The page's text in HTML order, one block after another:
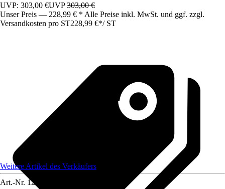
UVP: 303,00 €UVP303,00 €
Unser Preis — 228,99 € * Alle Preise inkl. MwSt. und ggf. zzgl.
Versandkosten pro ST228,99 €*/ ST
Weitere Artikel des Verkäufers
Art.-Nr. 12584853